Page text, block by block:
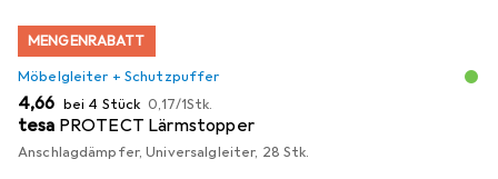
MENGENRABATT
Möbelgleiter + Schutzpuffer
EUR
4,66 bei 4 Stück EUR
0,17/1Stk.
tesa PROTECT Lärmstopper
Anschlagdämpfer, Universalgleiter, 28 Stk.